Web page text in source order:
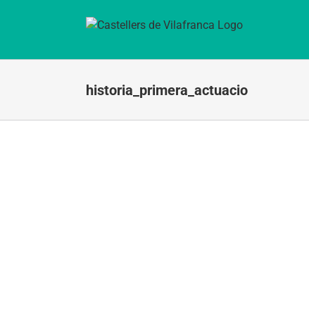
historia_primera_actuacio